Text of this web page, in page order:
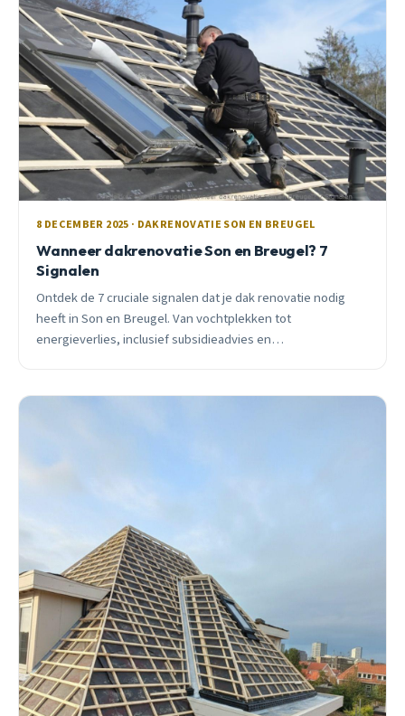
8 DECEMBER 2025 · DAKRENOVATIE SON EN BREUGEL
Wanneer dakrenovatie Son en Breugel? 7
Signalen
Ontdek de 7 cruciale signalen dat je dak renovatie nodig
heeft in Son en Breugel. Van vochtplekken tot
energieverlies, inclusief subsidieadvies en